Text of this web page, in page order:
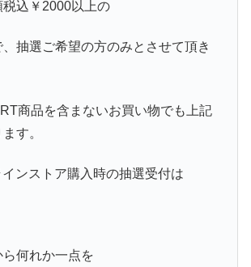
込￥2000以上の
抽選ご希望の方のみとさせて頂き
商品を含まないお買い物でも上記
す。
ンストア購入時の抽選受付は
何れか一点を